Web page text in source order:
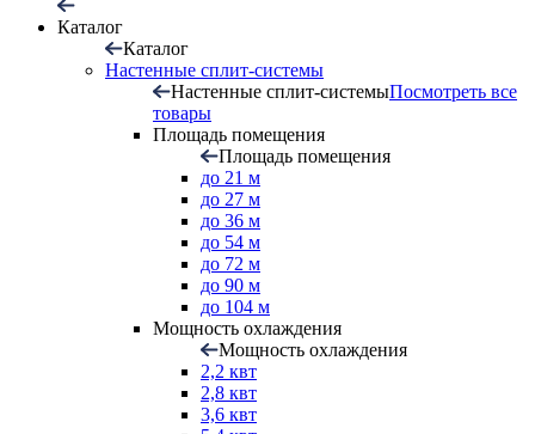
Каталог
Каталог
Настенные сплит-системы
Настенные сплит-системыПосмотреть все
товары
Площадь помещения
Площадь помещения
до 21 м
до 27 м
до 36 м
до 54 м
до 72 м
до 90 м
до 104 м
Мощность охлаждения
Мощность охлаждения
2,2 квт
2,8 квт
3,6 квт